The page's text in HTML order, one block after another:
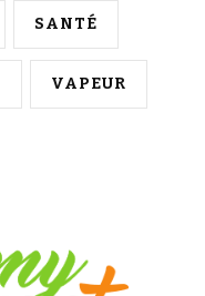
SANTÉ
VAPEUR